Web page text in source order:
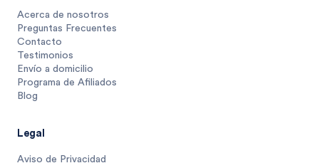
Acerca de nosotros
Preguntas Frecuentes
Contacto
Testimonios
Envío a domicilio
Programa de Afiliados
Blog
Legal
Aviso de Privacidad